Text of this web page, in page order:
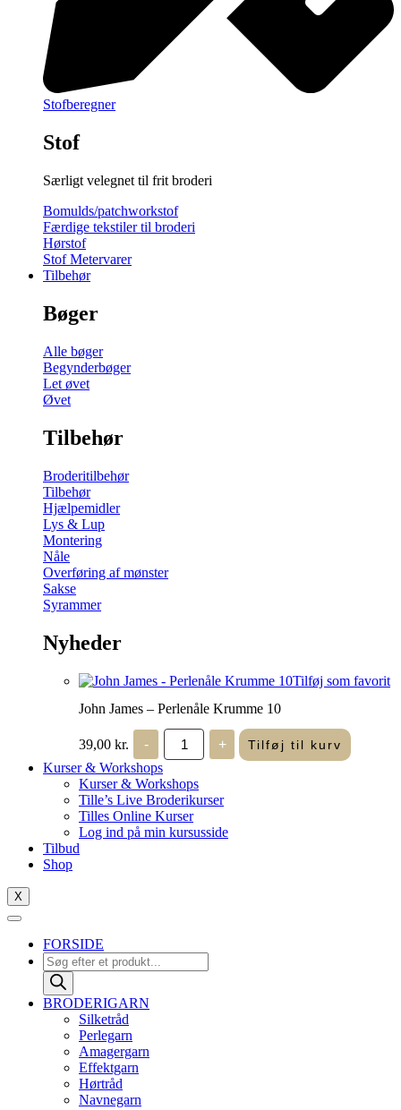
Stofberegner
Stof
Særligt velegnet til frit broderi
Bomulds/patchworkstof
Færdige tekstiler til broderi
Hørstof
Stof Metervarer
Tilbehør
Bøger
Alle bøger
Begynderbøger
Let øvet
Øvet
Tilbehør
Broderitilbehør
Tilbehør
Hjælpemidler
Lys & Lup
Montering
Nåle
Overføring af mønster
Sakse
Syrammer
Nyheder
Tilføj som favorit
John James – Perlenåle Krumme 10
39,00 kr. -
John
James
-
Perlenåle
Krumme
10
antal
+ Tilføj til kurv
Kurser & Workshops
Kurser & Workshops
Tille’s Live Broderikurser
Tilles Online Kurser
Log ind på min kursusside
Tilbud
Shop
X
FORSIDE
Products
search
BRODERIGARN
Silketråd
Perlegarn
Amagergarn
Effektgarn
Hørtråd
Navnegarn